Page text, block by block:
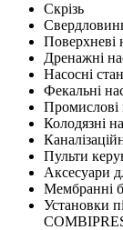
Скрізь
Поверхневі
Дренажні
Насосні
Фекальні
Промислові
Колодязні
Пульти
Аксесуари
Мембранні
Установки